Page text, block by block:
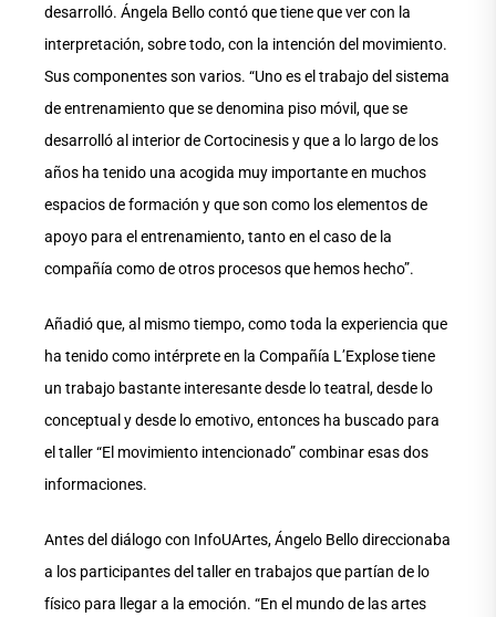
desarrolló. Ángela Bello contó que tiene que ver con la
interpretación, sobre todo, con la intención del movimiento.
Sus componentes son varios. “Uno es el trabajo del sistema
de entrenamiento que se denomina piso móvil, que se
desarrolló al interior de Cortocinesis y que a lo largo de los
años ha tenido una acogida muy importante en muchos
espacios de formación y que son como los elementos de
apoyo para el entrenamiento, tanto en el caso de la
compañía como de otros procesos que hemos hecho”.
Añadió que, al mismo tiempo, como toda la experiencia que
ha tenido como intérprete en la Compañía L’Explose tiene
un trabajo bastante interesante desde lo teatral, desde lo
conceptual y desde lo emotivo, entonces ha buscado para
el taller “El movimiento intencionado” combinar esas dos
informaciones.
Antes del diálogo con InfoUArtes, Ángelo Bello direccionaba
a los participantes del taller en trabajos que partían de lo
físico para llegar a la emoción. “En el mundo de las artes